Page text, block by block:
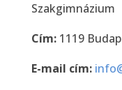
Szakgimnázium
Cím:1119
E-mail cím: